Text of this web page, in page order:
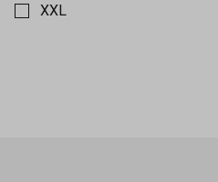
XXL